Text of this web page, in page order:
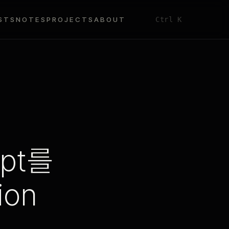
NOTESPROJECTSABOUT Ctrl K
를